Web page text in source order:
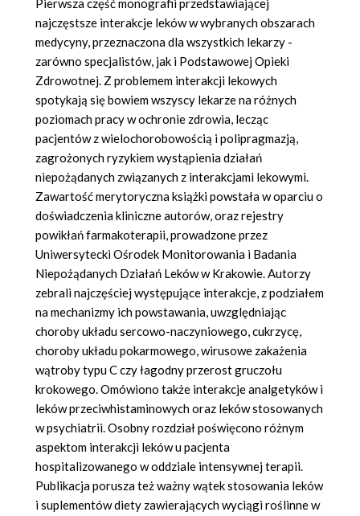
Pierwsza część monografii przedstawiającej
najczęstsze interakcje leków w wybranych obszarach
medycyny, przeznaczona dla wszystkich lekarzy -
zarówno specjalistów, jak i Podstawowej Opieki
Zdrowotnej. Z problemem interakcji lekowych
spotykają się bowiem wszyscy lekarze na różnych
poziomach pracy w ochronie zdrowia, lecząc
pacjentów z wielochorobowością i polipragmazją,
zagrożonych ryzykiem wystąpienia działań
niepożądanych związanych z interakcjami lekowymi.
Zawartość merytoryczna książki powstała w oparciu o
doświadczenia kliniczne autorów, oraz rejestry
powikłań farmakoterapii, prowadzone przez
Uniwersytecki Ośrodek Monitorowania i Badania
Niepożądanych Działań Leków w Krakowie. Autorzy
zebrali najczęściej występujące interakcje, z podziałem
na mechanizmy ich powstawania, uwzględniając
choroby układu sercowo-naczyniowego, cukrzycę,
choroby układu pokarmowego, wirusowe zakażenia
wątroby typu C czy łagodny przerost gruczołu
krokowego. Omówiono także interakcje analgetyków i
leków przeciwhistaminowych oraz leków stosowanych
w psychiatrii. Osobny rozdział poświęcono różnym
aspektom interakcji leków u pacjenta
hospitalizowanego w oddziale intensywnej terapii.
Publikacja porusza też ważny wątek stosowania leków
i suplementów diety zawierających wyciągi roślinne w